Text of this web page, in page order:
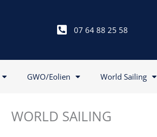
07 64 88 25 58
GWO/Eolien World Sailing
WORLD SAILING